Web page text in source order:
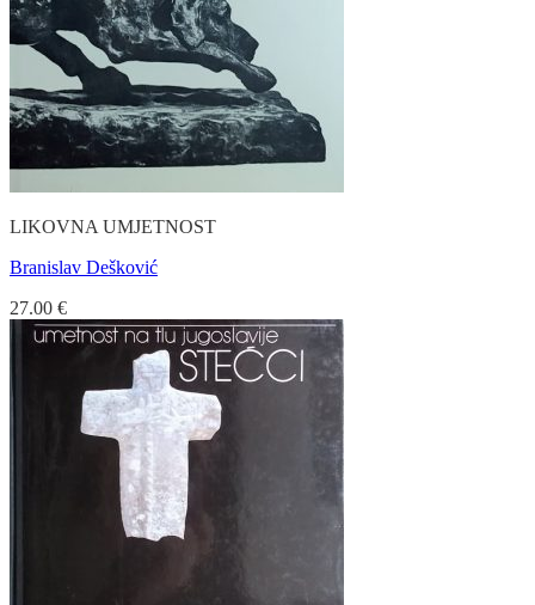
LIKOVNA UMJETNOST
Branislav Dešković
27.00 €